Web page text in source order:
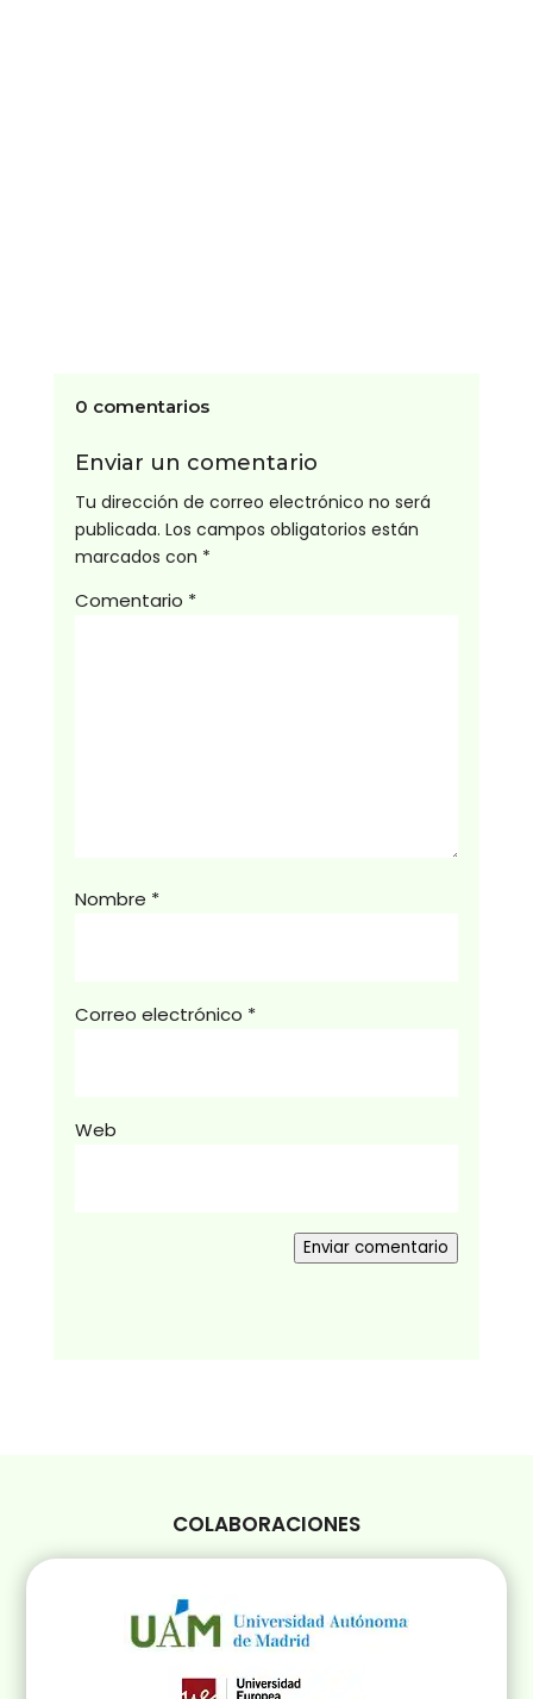
0 comentarios
Enviar un comentario
Tu dirección de correo electrónico no será
publicada. Los campos obligatorios están
marcados con *
Comentario *
Nombre *
Correo electrónico *
Web
Enviar comentario
COLABORACIONES